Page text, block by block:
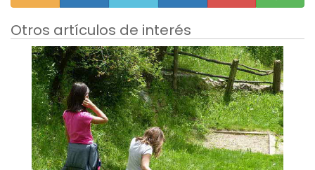
Otros artículos de interés